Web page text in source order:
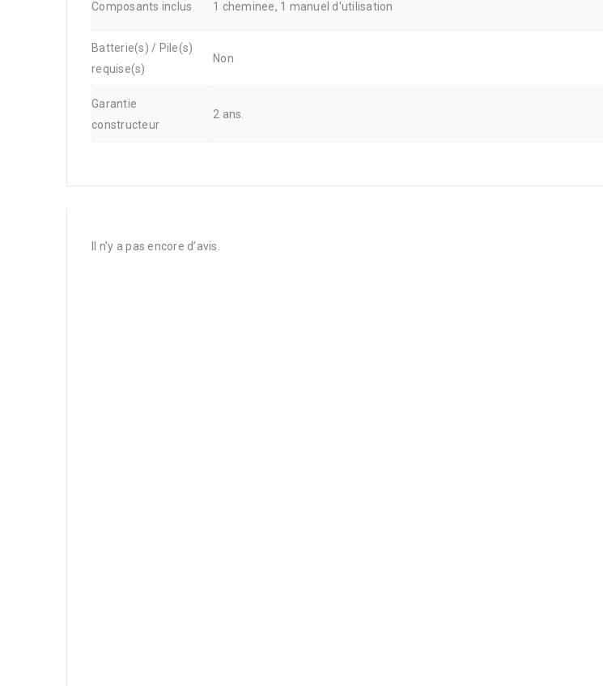
Composants inclus 1 cheminee, 1 manuel d'utilisation
Batterie(s) / Pile(s)
requise(s)
Non
Garantie
constructeur
2 ans.
Il n’y a pas encore d’avis.